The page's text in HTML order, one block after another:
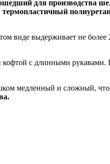
для производства
термопластичный
виде выдерживает не
с длинными рукавами.
медленный и сложный,